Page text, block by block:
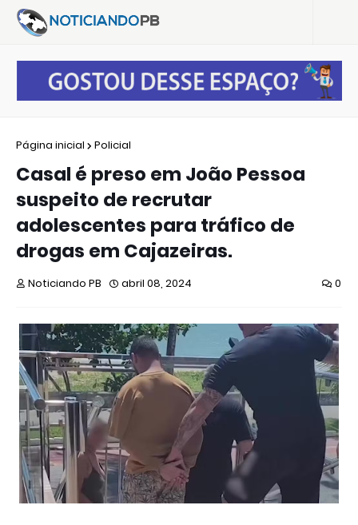
Página inicial Policial
Casal é preso em João Pessoa
suspeito de recrutar
adolescentes para tráfico de
drogas em Cajazeiras.
Noticiando PB abril 08, 2024 0